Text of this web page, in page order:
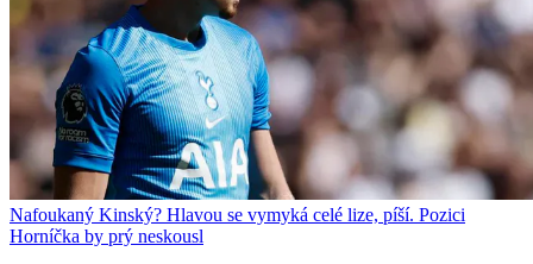
Nafoukaný Kinský? Hlavou se vymyká celé lize, píší. Pozici
Horníčka by prý neskousl